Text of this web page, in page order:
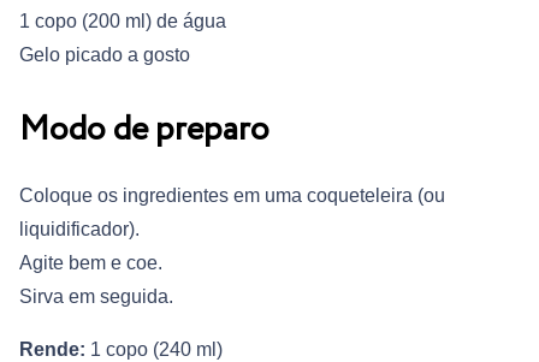
1 copo (200 ml) de água
Gelo picado a gosto
Modo de preparo
Coloque os ingredientes em uma coqueteleira (ou
liquidificador).
Agite bem e coe.
Sirva em seguida.
Rende: 1 copo (240 ml)